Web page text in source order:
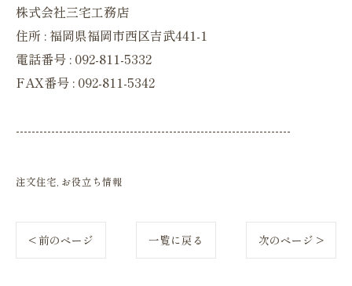
株式会社三宅工務店
住所 : 福岡県福岡市西区吉武441-1
電話番号 : 092-811-5332
FAX番号 : 092-811-5342
----------------------------------------------------------------------
注文住宅 お役立ち情報
< 前のページ 一覧に戻る 次のページ >